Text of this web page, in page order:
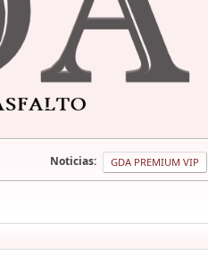
Noticias: GDA PREMIUM VIP